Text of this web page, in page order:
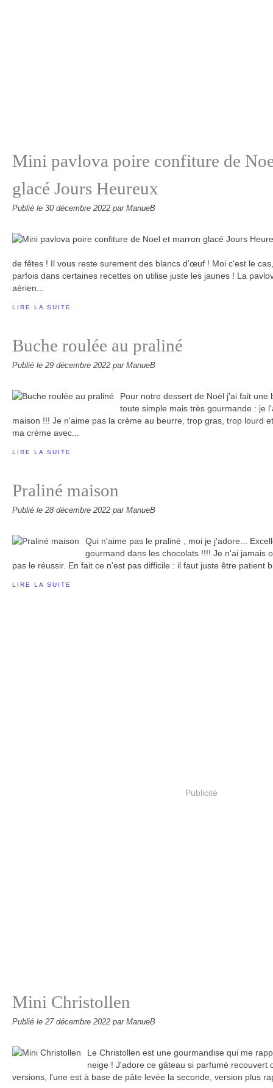
Mini pavlova poire confiture de
glacé Jours Heureux
Publié le 30 décembre 2022 par ManueB
de fêtes ! Il vous reste surement des blancs d’œuf ! Moi c'est le
parfois dans certaines recettes on utilise juste les jaunes ! La
aérien...
LIRE LA SUITE
Buche roulée au praliné
Publié le 29 décembre 2022 par ManueB
Pour notre dessert de Noël j'ai fait une
toute simple mais très gourmande : je
maison !!! Je n'aime pas la crème au beurre, trop gras, trop lourd
ma crème avec...
LIRE LA SUITE
Praliné maison
Publié le 28 décembre 2022 par ManueB
Qui n'aime pas le praliné , moi je j'adore...
gourmand dans les chocolats !!!! Je n'ai jamais
pas le réussir. En fait ce n'est pas difficile : il faut juste être patient
LIRE LA SUITE
Publicité
Mini Christollen
Publié le 27 décembre 2022 par ManueB
Le Christollen est une gourmandise qui me
neige ! J'adore ce gâteau si parfumé recouvert
versions, l'une est à base de pâte levée la seconde, version plus